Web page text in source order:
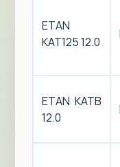
ETAN
KAT125 12.0
ETAN KATB
12.0